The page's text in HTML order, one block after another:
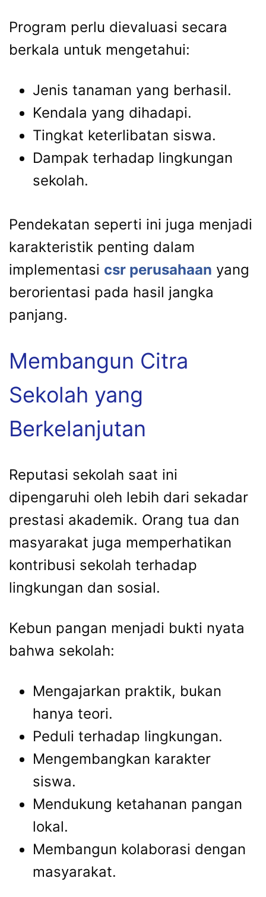
Program perlu dievaluasi secara
berkala untuk mengetahui:
Jenis tanaman yang berhasil.
Kendala yang dihadapi.
Tingkat keterlibatan siswa.
Dampak terhadap lingkungan
sekolah.
Pendekatan seperti ini juga menjadi
karakteristik penting dalam
implementasi csr perusahaan yang
berorientasi pada hasil jangka
panjang.
Membangun Citra
Sekolah yang
Berkelanjutan
Reputasi sekolah saat ini
dipengaruhi oleh lebih dari sekadar
prestasi akademik. Orang tua dan
masyarakat juga memperhatikan
kontribusi sekolah terhadap
lingkungan dan sosial.
Kebun pangan menjadi bukti nyata
bahwa sekolah:
Mengajarkan praktik, bukan
hanya teori.
Peduli terhadap lingkungan.
Mengembangkan karakter
siswa.
Mendukung ketahanan pangan
lokal.
Membangun kolaborasi dengan
masyarakat.